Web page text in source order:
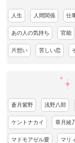
人生 人間関係 仕
あの人の気持ち 官能
片想い 苦しい恋
蒼月紫野 浅野八郎
ケントナカイ 章月綾
マドモアゼル愛 マリ